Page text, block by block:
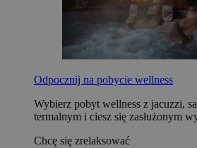
Odpocznij na pobycie wellness
Wybierz pobyt wellness z jacuzzi,
termalnym i ciesz się zasłużonym
Chcę się zrelaksować